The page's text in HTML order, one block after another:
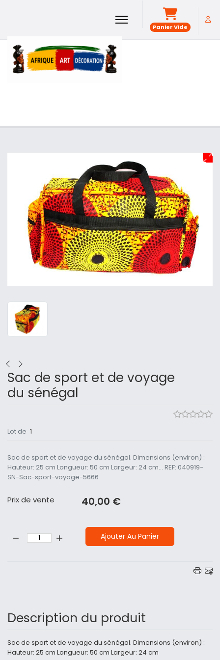
Panier Vide
Sac de sport et de voyage
du sénégal
Lot de 1
Sac de sport et de voyage du sénégal. Dimensions (environ) :
Hauteur: 25 cm Longueur: 50 cm Largeur: 24 cm... REF: 040919-
SN-Sac-sport-voyage-5666
Prix ​​de vente 40,00 €
Ajouter Au Panier
Description du produit
Sac de sport et de voyage du sénégal. Dimensions (environ) :
Hauteur: 25 cm Longueur: 50 cm Largeur: 24 cm